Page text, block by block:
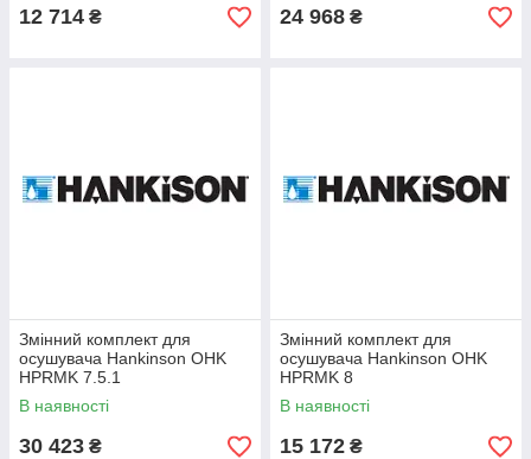
12 714 ₴ 24 968 ₴
Змінний комплект для
осушувача Hankinson OHK
HPRMK 7.5.1
В наявності
30 423 ₴
Змінний комплект для
осушувача Hankinson OHK
HPRMK 8
В наявності
15 172 ₴